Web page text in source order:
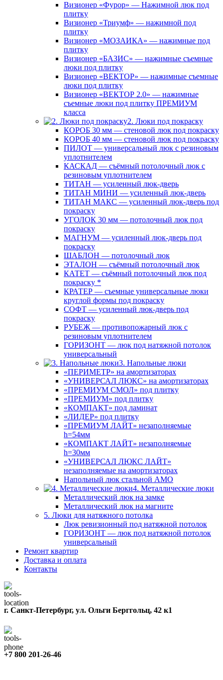
Визионер «Фурор» — Нажимной люк под
плитку
Визионер «Триумф» — нажимной под
плитку
Визионер «МОЗАИКА» — нажимные под
плитку
Визионер «БАЗИС» — нажимные съемные
люки под плитку
Визионер «ВЕКТОР» — нажимные съемные
люки под плитку
Визионер «ВЕКТОР 2.0» — нажимные
съемные люки под плитку ПРЕМИУМ
класса
2. Люки под покраску
КОРОБ 30 мм — стеновой люк под покраску
КОРОБ 40 мм — стеновой люк под покраску
ПИЛОТ — универсальный люк с резиновым
уплотнителем
КАСКАД — съёмный потолочный люк с
резиновым уплотнителем
ТИТАН — усиленный люк-дверь
ТИТАН МИНИ — усиленный люк-дверь
ТИТАН МАКС — усиленный люк-дверь под
покраску
УГОЛОК 30 мм — потолочный люк под
покраску
МАГНУМ — усиленный люк-дверь под
покраску
ШАБЛОН — потолочный люк
ЭТАЛОН — съёмный потолочный люк
КАТЕТ — съёмный потолочный люк под
покраску *
КРАТЕР — съемные универсальные люки
круглой формы под покраску
СОФТ — усиленный люк-дверь под
покраску
РУБЕЖ — противопожарный люк с
резиновым уплотнителем
ГОРИЗОНТ — люк под натяжной потолок
универсальный
3. Напольные люки
«ПЕРИМЕТР» на амортизаторах
«УНИВЕРСАЛ ЛЮКС» на амортизаторах
«ПРЕМИУМ СМОЛ» под плитку
«ПРЕМИУМ» под плитку
«КОМПАКТ» под ламинат
«ЛИДЕР» под плитку
«ПРЕМИУМ ЛАЙТ» незаполняемые
h=54мм
«КОМПАКТ ЛАЙТ» незаполняемые
h=30мм
«УНИВЕРСАЛ ЛЮКС ЛАЙТ»
незаполняемые на амортизаторах
Напольный люк стальной АМО
4. Металлические люки
Металлический люк на замке
Металлический люк на магните
5. Люки для натяжного потолка
Люк ревизионный под натяжной потолок
ГОРИЗОНТ — люк под натяжной потолок
универсальный
Ремонт квартир
Доставка и оплата
Контакты
г. Санкт-Петербург, ул. Ольги Берггольц, 42 к1
+7 800 201-26-46